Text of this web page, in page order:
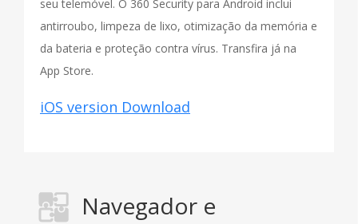
seu telemóvel. O 360 Security para Android inclui
antirroubo, limpeza de lixo, otimização da memória e
da bateria e proteção contra vírus. Transfira já na
App Store.
iOS version Download
Navegador e